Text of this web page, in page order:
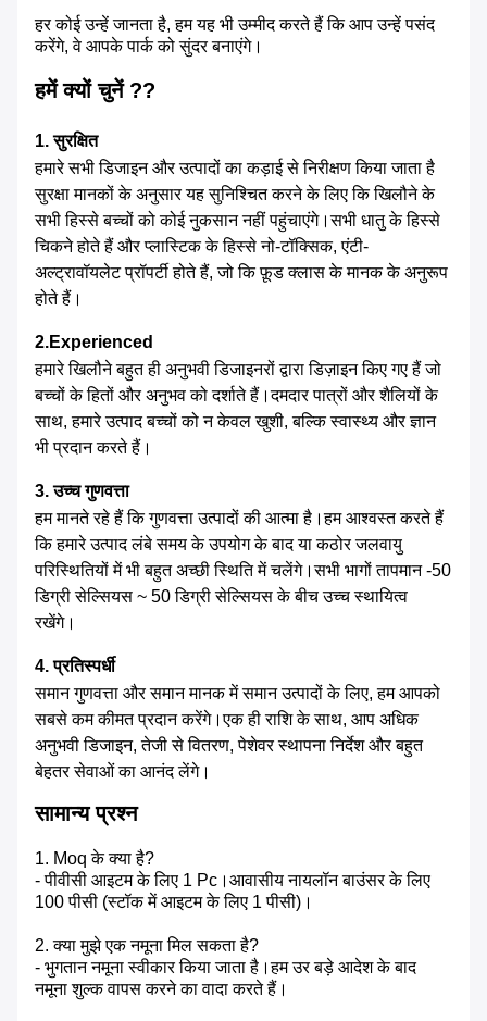
हर कोई उन्हें जानता है, हम यह भी उम्मीद करते हैं कि आप उन्हें पसंद
करेंगे, वे आपके पार्क को सुंदर बनाएंगे।
हमें क्यों चुनें ??
1. सुरक्षित
हमारे सभी डिजाइन और उत्पादों का कड़ाई से निरीक्षण किया जाता है
सुरक्षा मानकों के अनुसार यह सुनिश्चित करने के लिए कि खिलौने के
सभी हिस्से बच्चों को कोई नुकसान नहीं पहुंचाएंगे।सभी धातु के हिस्से
चिकने होते हैं और प्लास्टिक के हिस्से नो-टॉक्सिक, एंटी-
अल्ट्रावॉयलेट प्रॉपर्टी होते हैं, जो कि फ़ूड क्लास के मानक के अनुरूप
होते हैं।
2.Experienced
हमारे खिलौने बहुत ही अनुभवी डिजाइनरों द्वारा डिज़ाइन किए गए हैं जो
बच्चों के हितों और अनुभव को दर्शाते हैं।दमदार पात्रों और शैलियों के
साथ, हमारे उत्पाद बच्चों को न केवल खुशी, बल्कि स्वास्थ्य और ज्ञान
भी प्रदान करते हैं।
3. उच्च गुणवत्ता
हम मानते रहे हैं कि गुणवत्ता उत्पादों की आत्मा है।हम आश्वस्त करते हैं
कि हमारे उत्पाद लंबे समय के उपयोग के बाद या कठोर जलवायु
परिस्थितियों में भी बहुत अच्छी स्थिति में चलेंगे।सभी भागों तापमान -50
डिग्री सेल्सियस ~ 50 डिग्री सेल्सियस के बीच उच्च स्थायित्व
रखेंगे।
4. प्रतिस्पर्धी
समान गुणवत्ता और समान मानक में समान उत्पादों के लिए, हम आपको
सबसे कम कीमत प्रदान करेंगे।एक ही राशि के साथ, आप अधिक
अनुभवी डिजाइन, तेजी से वितरण, पेशेवर स्थापना निर्देश और बहुत
बेहतर सेवाओं का आनंद लेंगे।
सामान्य प्रश्न
1. Moq के क्या है?
- पीवीसी आइटम के लिए 1 Pc।आवासीय नायलॉन बाउंसर के लिए
100 पीसी (स्टॉक में आइटम के लिए 1 पीसी)।
2. क्या मुझे एक नमूना मिल सकता है?
- भुगतान नमूना स्वीकार किया जाता है।हम उर बड़े आदेश के बाद
नमूना शुल्क वापस करने का वादा करते हैं।